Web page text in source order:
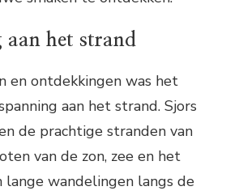
aan het strand
en ontdekkingen was het
aan het strand. Sjors
de prachtige stranden van
van de zon, zee en het
lange wandelingen langs de